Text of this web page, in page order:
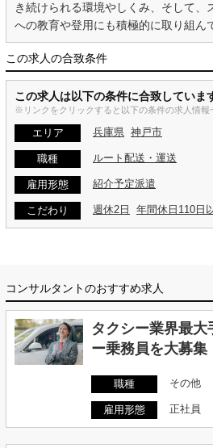
き続けられる環境やしくみ、そして、
への教育や登用にも積極的に取り組ん
この求人の合致条件
この求人は以下の条件に合致していま
※リンクをクリックすると以下の条件の求人情報
エリア 兵庫県 神戸市
職種 ルート配送・運送
雇用形態 紹介予定派遣
こだわり 週休2日 年間休日110日
コンサルタントのおすすめ求人
タクシー業界最
ー乗務員を大募集
職種 その他
雇用形態 正社員